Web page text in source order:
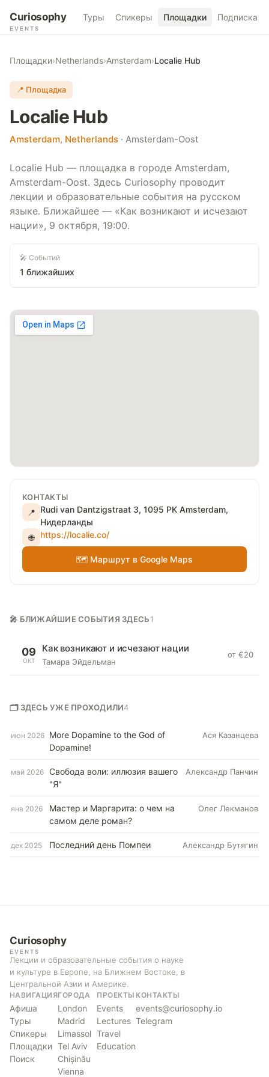
Curiosophy
EVENTS
Туры Спикеры Площадки Подписка
Площадки›Netherlands›Amsterdam›Localie Hub
📍 Площадка
Localie Hub
Amsterdam, Netherlands · Amsterdam-Oost
Localie Hub — площадка в городе Amsterdam,
Amsterdam-Oost. Здесь Curiosophy проводит
лекции и образовательные события на русском
языке. Ближайшее — «Как возникают и исчезают
нации», 9 октября, 19:00.
🎤 Событий
1 ближайших
КОНТАКТЫ
📍 Rudi van Dantzigstraat 3, 1095 PK Amsterdam,
Нидерланды
🌐
https://localie.co/
🗺 Маршрут в Google Maps
🎤 БЛИЖАЙШИЕ СОБЫТИЯ ЗДЕСЬ1
09
ОКТ
Как возникают и исчезают нации
Тамара Эйдельман
от €20
🗂 ЗДЕСЬ УЖЕ ПРОХОДИЛИ4
июн 2026 More Dopamine to the God of
Dopamine!
Ася Казанцева
май 2026
Свобода воли: иллюзия вашего
"Я"
Александр Панчин
янв 2026
Мастер и Маргарита: о чем на
самом деле роман?
Олег Лекманов
дек 2025 Последний день Помпеи Александр Бутягин
Curiosophy
EVENTS
Лекции и образовательные события о науке
и культуре в Европе, на Ближнем Востоке, в
Центральной Азии и Америке.
НАВИГАЦИЯ
Афиша
Туры
Спикеры
Площадки
Поиск
ГОРОДА
London
Madrid
Limassol
Tel Aviv
Chișinău
Vienna
ПРОЕКТЫ
Events
Lectures
Travel
Education
КОНТАКТЫ
events@curiosophy.io
Telegram